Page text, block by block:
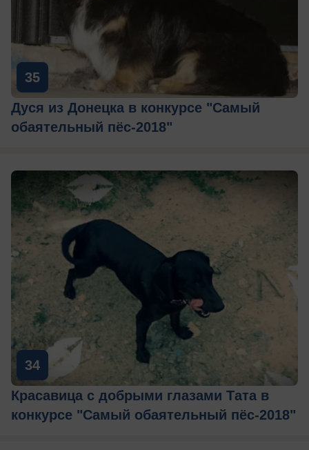
35
Дуся из Донецка в конкурсе "Самый
обаятельный пёс-2018"
34
Красавица с добрыми глазами Тата в
конкурсе "Самый обаятельный пёс-2018"